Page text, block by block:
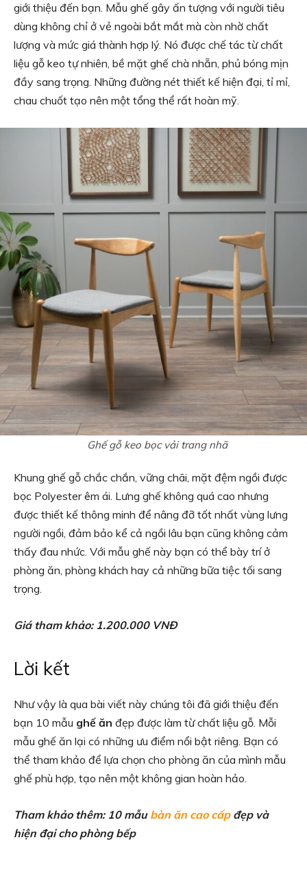
giới thiệu đến bạn. Mẫu ghế gây ấn tượng với người tiêu
dùng không chỉ ở vẻ ngoài bắt mắt mà còn nhờ chất
lượng và mức giá thành hợp lý. Nó được chế tác từ chất
liệu gỗ keo tự nhiên, bề mặt ghế chà nhẵn, phủ bóng mịn
đầy sang trọng. Những đường nét thiết kế hiện đại, tỉ mỉ,
chau chuốt tạo nên một tổng thể rất hoàn mỹ.
Ghế gỗ keo bọc vải trang nhã
Khung ghế gỗ chắc chắn, vững chãi, mặt đệm ngồi được
bọc Polyester êm ái. Lưng ghế không quá cao nhưng
được thiết kế thông minh để nâng đỡ tốt nhất vùng lưng
người ngồi, đảm bảo kể cả ngồi lâu bạn cũng không cảm
thấy đau nhức. Với mẫu ghế này bạn có thể bày trí ở
phòng ăn, phòng khách hay cả những bữa tiệc tối sang
trọng.
Giá tham khảo: 1.200.000 VNĐ
Lời kết
Như vậy là qua bài viết này chúng tôi đã giới thiệu đến
bạn 10 mẫu ghế ăn đẹp được làm từ chất liệu gỗ. Mỗi
mẫu ghế ăn lại có những ưu điểm nổi bật riêng. Bạn có
thể tham khảo để lựa chọn cho phòng ăn của mình mẫu
ghế phù hợp, tạo nên một không gian hoàn hảo.
Tham khảo thêm: 10 mẫu bàn ăn cao cấpđẹp và
hiện đại cho phòng bếp